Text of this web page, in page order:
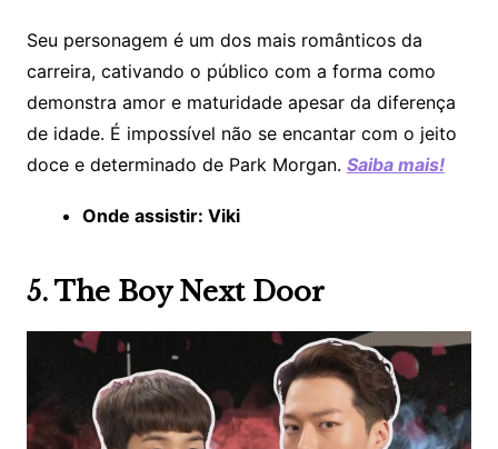
Seu personagem é um dos mais românticos da
carreira, cativando o público com a forma como
demonstra amor e maturidade apesar da diferença
de idade. É impossível não se encantar com o jeito
doce e determinado de Park Morgan. Saiba mais!
Onde assistir: Viki
5. The Boy Next Door